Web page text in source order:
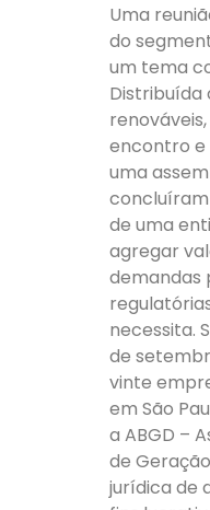
Uma
do
um tema
Distribuída
encontro
uma
de uma
agregar
demandas
necessita.
de
vinte
em São
a ABGD –
de
jurídica de